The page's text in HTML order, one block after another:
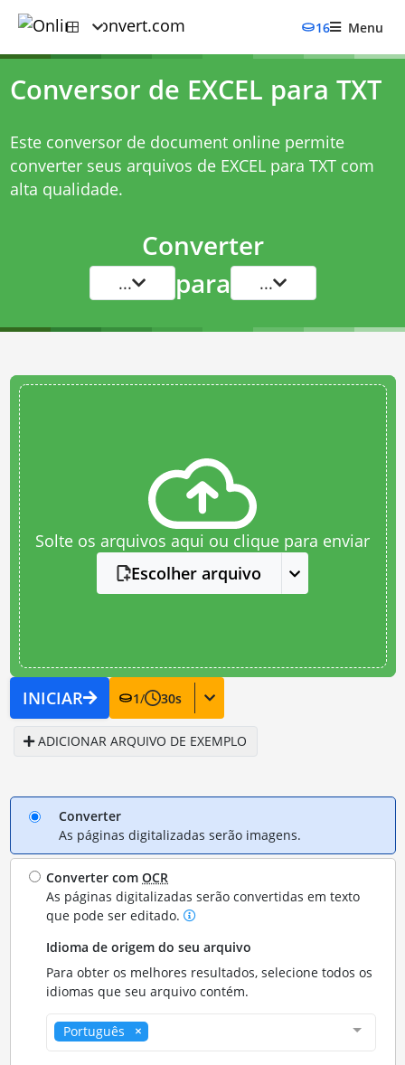
16 Menu
Conversor de EXCEL para TXT
Este conversor de document online permite
converter seus arquivos de EXCEL para TXT com
alta qualidade.
Converter
... para ...
Solte os arquivos aqui ou clique para enviar
Escolher arquivo
INICIAR 1/ 30s
ADICIONAR ARQUIVO DE EXEMPLO
Converter
As páginas digitalizadas serão imagens.
Converter comOCR
As páginas digitalizadas serão convertidas em texto
que pode ser editado.
Idioma de origem do seu arquivo
Para obter os melhores resultados, selecione todos os
idiomas que seu arquivo contém.
Português